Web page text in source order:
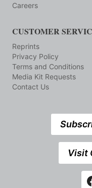
Careers
CUSTOMER
Reprints
Privacy Policy
Terms and Conditions
Media Kit Requests
Contact Us
Visit